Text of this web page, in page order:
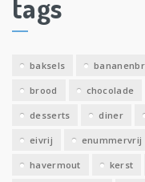
e
v
tags
baksels
brood chocolade
desserts diner
eivrij enummervrij
havermout kerst